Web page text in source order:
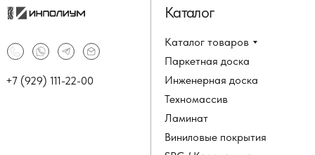
Каталог товаров
Паркетная доска
Инженерная доска
Техномассив
+7 (929) 111-22-00
Каталог
Ламинат
Виниловые покрытия